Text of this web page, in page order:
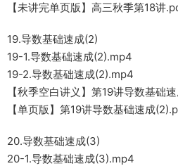
【未讲完单页版】高三秋季第18讲
19.导数基础速成(2)
19-1.导数基础速成(2).mp4
19-2.导数基础速成(2).mp4
【秋季空白讲义】第19讲导数基础
【单页版】第19讲导数基础速成
20.导数基础速成(3)
20-1.导数基础速成(3).mp4